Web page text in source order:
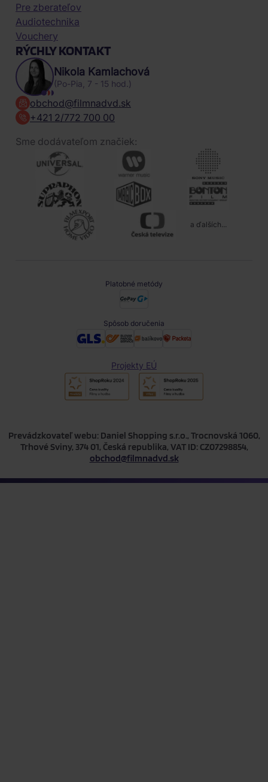
Pre zberateľov
Audiotechnika
Vouchery
RÝCHLY KONTAKT
Nikola Kamlachová
(Po-Pia, 7 - 15 hod.)
obchod@filmnadvd.sk
+421 2/772 700 00
Sme dodávateľom značiek:
a ďalších...
Platobné metódy
Spôsob doručenia
Projekty EÚ
Prevádzkovateľ webu: Daniel Shopping s.r.o., Trocnovská 1060,
Trhové Sviny, 374 01, Česká republika, VAT ID: CZ07298854,
obchod@filmnadvd.sk